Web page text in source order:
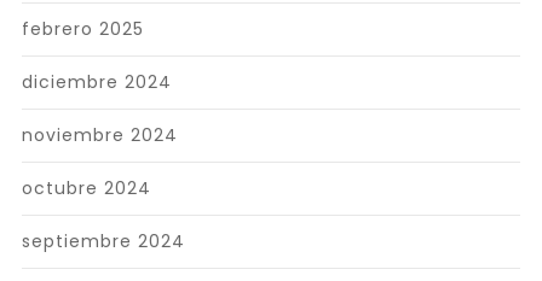
febrero 2025
diciembre 2024
noviembre 2024
octubre 2024
septiembre 2024